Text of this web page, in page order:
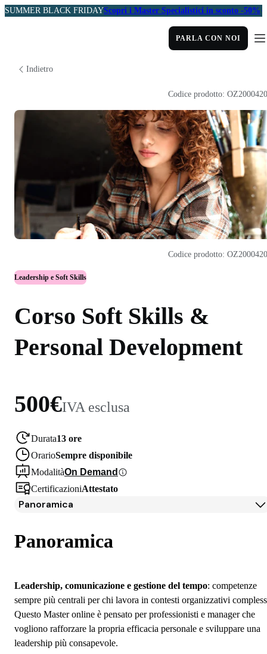
SUMMER BLACK FRIDAYScopri i Master Specialistici in sconto -50%
PARLA CON NOI
Indietro
Leadership e Soft Skills
Corso Soft Skills &
Personal Development
500€IVA esclusa
Durata13 ore
OrarioSempre disponibile
ModalitàOn Demand
CertificazioniAttestato
Codice prodotto:
Codice prodotto:
Panoramica
Programma
Iscrizione
Panoramica
Leadership, comunicazione e gestione del tempo: competenze
sempre più centrali per chi lavora in contesti organizzativi
Questo Master online è pensato per professionisti e manager che
vogliono rafforzare la propria efficacia personale e sviluppare una
leadership più consapevole.